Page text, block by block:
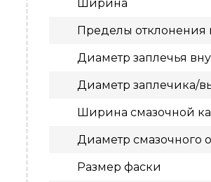
Ширина
Пределы
Диаметр заплечья
Диаметр заплечика/
Ширина смазочной
Диаметр смазочного
Размер фаски